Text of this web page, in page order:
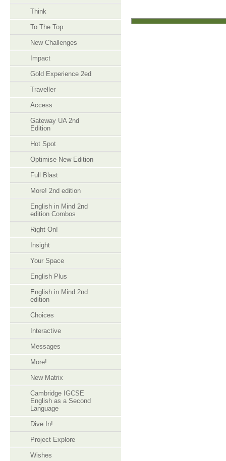
Think
To The Top
New Challenges
Impact
Gold Experience 2ed
Traveller
Access
Gateway UA 2nd
Edition
Hot Spot
Optimise New Edition
Full Blast
More! 2nd edition
English in Mind 2nd
edition Combos
Right On!
Insight
Your Space
English Plus
English in Mind 2nd
edition
Choices
Interactive
Messages
More!
New Matrix
Cambridge IGCSE
English as a Second
Language
Dive In!
Project Explore
Wishes